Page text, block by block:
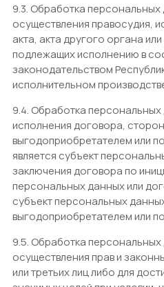
9.3. Обработка
осуществления правосудия,
акта, акта другого органа
подлежащих исполнению в
законодательством
исполнительном
9.4. Обработка
исполнения договора,
выгодоприобретателем или
является субъект
заключения договора по
персональных данных или
субъект персональных
выгодоприобретателем или
9.5. Обработка
осуществления прав и
или третьих лиц либо для